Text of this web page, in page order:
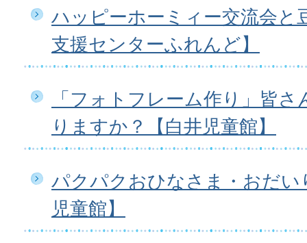
ハッピーホーミィー交流会と
支援センターふれんど】
「フォトフレーム作り」皆
りますか？【白井児童館】
パクパクおひなさま・おだい
児童館】